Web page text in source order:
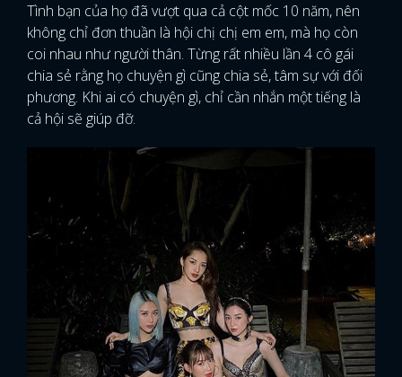
Tình bạn của họ đã vượt qua cả cột mốc 10 năm, nên
không chỉ đơn thuần là hội chị chị em em, mà họ còn
coi nhau như người thân. Từng rất nhiều lần 4 cô gái
chia sẻ rằng họ chuyện gì cũng chia sẻ, tâm sự với đối
phương. Khi ai có chuyện gì, chỉ cần nhắn một tiếng là
cả hội sẽ giúp đỡ.